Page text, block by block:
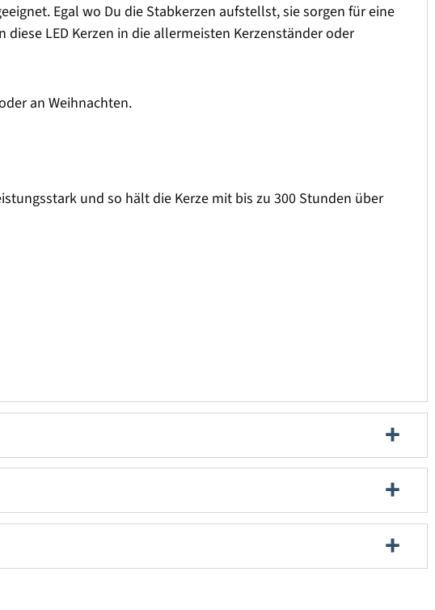
Egal wo Du die Stabkerzen aufstellst, sie sorgen für eine
LED Kerzen in die allermeisten Kerzenständer oder
an Weihnachten.
und so hält die Kerze mit bis zu 300 Stunden über